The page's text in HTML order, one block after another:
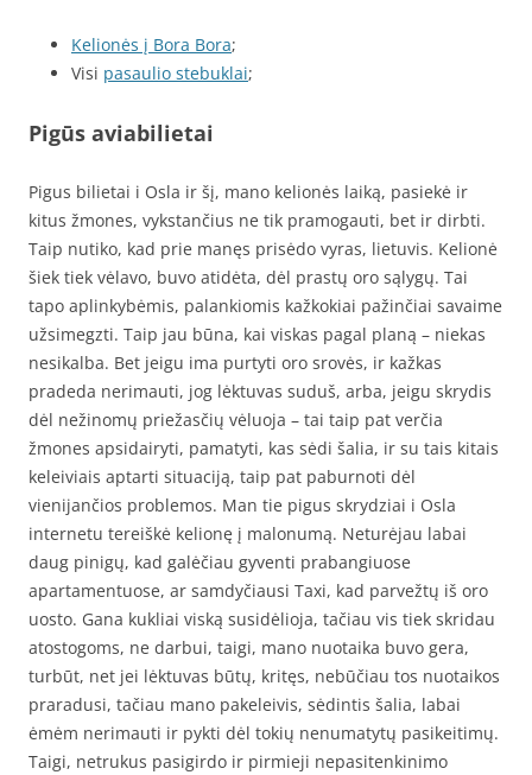
Kelionės į Bora Bora;
Visi pasaulio stebuklai;
Pigūs aviabilietai
Pigus bilietai i Osla ir šį, mano kelionės laiką, pasiekė ir
kitus žmones, vykstančius ne tik pramogauti, bet ir dirbti.
Taip nutiko, kad prie manęs prisėdo vyras, lietuvis. Kelionė
šiek tiek vėlavo, buvo atidėta, dėl prastų oro sąlygų. Tai
tapo aplinkybėmis, palankiomis kažkokiai pažinčiai savaime
užsimegzti. Taip jau būna, kai viskas pagal planą – niekas
nesikalba. Bet jeigu ima purtyti oro srovės, ir kažkas
pradeda nerimauti, jog lėktuvas suduš, arba, jeigu skrydis
dėl nežinomų priežasčių vėluoja – tai taip pat verčia
žmones apsidairyti, pamatyti, kas sėdi šalia, ir su tais kitais
keleiviais aptarti situaciją, taip pat paburnoti dėl
vienijančios problemos. Man tie pigus skrydziai i Osla
internetu tereiškė kelionę į malonumą. Neturėjau labai
daug pinigų, kad galėčiau gyventi prabangiuose
apartamentuose, ar samdyčiausi Taxi, kad parvežtų iš oro
uosto. Gana kukliai viską susidėlioja, tačiau vis tiek skridau
atostogoms, ne darbui, taigi, mano nuotaika buvo gera,
turbūt, net jei lėktuvas būtų, kritęs, nebūčiau tos nuotaikos
praradusi, tačiau mano pakeleivis, sėdintis šalia, labai
ėmėm nerimauti ir pykti dėl tokių nenumatytų pasikeitimų.
Taigi, netrukus pasigirdo ir pirmieji nepasitenkinimo